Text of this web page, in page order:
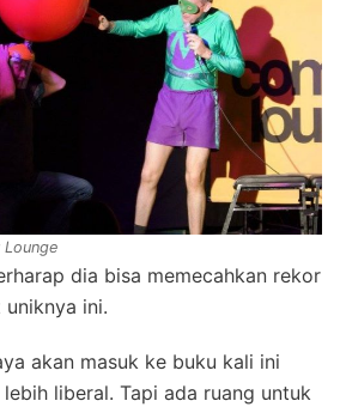
dia bisa memecahkan rekor
ini.
akan masuk ke buku kali ini
liberal. Tapi ada ruang untuk